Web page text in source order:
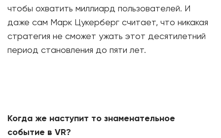
чтобы охватить миллиард пользователей. И
даже сам Марк Цукерберг считает, что никакая
стратегия не сможет ужать этот десятилетний
период становления до пяти лет.
Когда же наступит то знаменательное
событие в VR?